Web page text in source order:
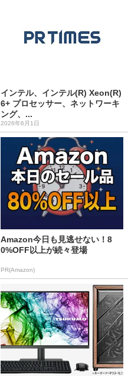
インテル、インテル(R) Xeon(R)
6+ プロセッサー、ネットワーキ
ング、...
2026年6月1日
Amazon今日も見逃せない！8
0%OFF以上が続々登場
PR(Amazon)